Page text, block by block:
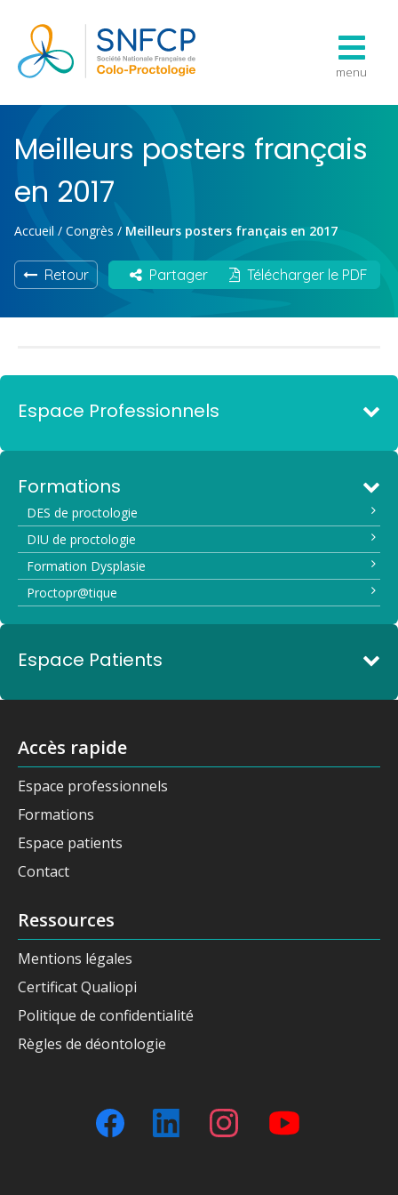
menu
Meilleurs posters français
en 2017
Accueil / Congrès / Meilleurs posters français en 2017
Retour Partager Télécharger le PDF
Espace Professionnels
Formations
DES de proctologie
DIU de proctologie
Formation Dysplasie
Proctopr@tique
Espace Patients
Accès rapide
Espace professionnels
Formations
Espace patients
Contact
Ressources
Mentions légales
Certificat Qualiopi
Politique de confidentialité
Règles de déontologie